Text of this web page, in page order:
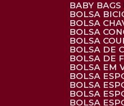
BABY
BOLSA
BOLSA
BOLSA
BOLSA
BOLSA DE
BOLSA DE
BOLSA
BOLSA
BOLSA
BOLSA
BOLSA